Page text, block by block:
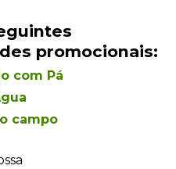
promocionais:
com Pá
campo